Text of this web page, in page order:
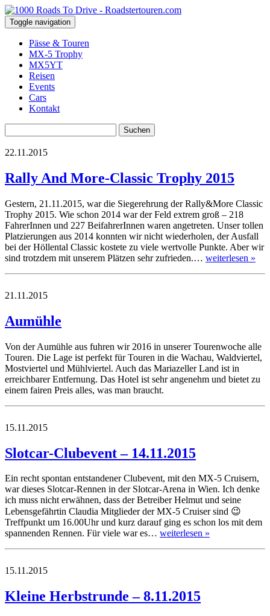
Toggle navigation
Pässe & Touren
MX-5 Trophy
MX5YT
Reisen
Events
Cars
Kontakt
nach:
22.11.2015
Rally And More-Classic Trophy 2015
Gestern, 21.11.2015, war die Siegerehrung der Rally&More Classic
Trophy 2015. Wie schon 2014 war der Feld extrem groß – 218
FahrerInnen und 227 BeifahrerInnen waren angetreten. Unser tollen
Platzierungen aus 2014 konnten wir nicht wiederholen, der Ausfall
bei der Höllental Classic kostete zu viele wertvolle Punkte. Aber wir
sind trotzdem mit unserem Plätzen sehr zufrieden.… weiterlesen »
21.11.2015
Aumühle
Von der Aumühle aus fuhren wir 2016 in unserer Tourenwoche alle
Touren. Die Lage ist perfekt für Touren in die Wachau, Waldviertel,
Mostviertel und Mühlviertel. Auch das Mariazeller Land ist in
erreichbarer Entfernung. Das Hotel ist sehr angenehm und bietet zu
einem fairen Preis alles, was man braucht.
15.11.2015
Slotcar-Clubevent – 14.11.2015
Ein recht spontan entstandener Clubevent, mit den MX-5 Cruisern,
war dieses Slotcar-Rennen in der Slotcar-Arena in Wien. Ich denke
ich muss nicht erwähnen, dass der Betreiber Helmut und seine
Lebensgefährtin Claudia Mitglieder der MX-5 Cruiser sind 😉
Treffpunkt um 16.00Uhr und kurz darauf ging es schon los mit dem
spannenden Rennen. Für viele war es… weiterlesen »
15.11.2015
Kleine Herbstrunde – 8.11.2015